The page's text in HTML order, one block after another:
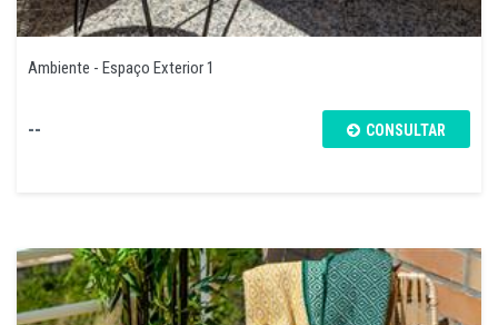
Ambiente - Espaço Exterior 1
-- CONSULTAR